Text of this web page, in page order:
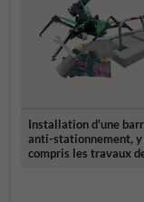
Installation d'une
anti-stationnement, y
compris les travaux